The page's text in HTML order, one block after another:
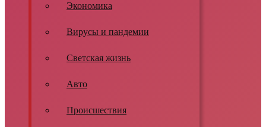
Экономика
Вирусы и пандемии
Светская жизнь
Авто
Происшествия